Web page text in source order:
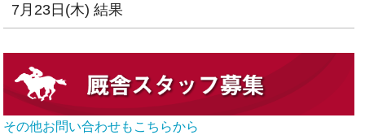
7月23日(木) 結果
その他お問い合わせもこちらから